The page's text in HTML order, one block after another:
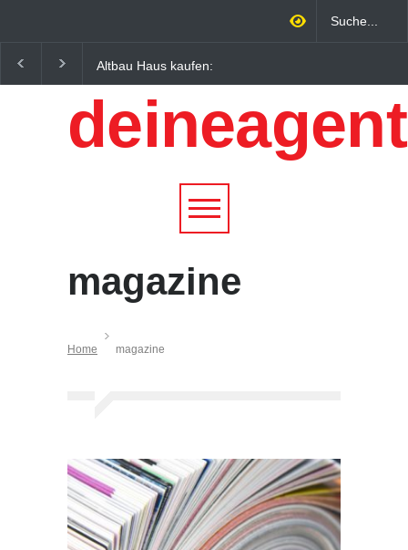
Altbau Haus kaufen:
Unterschiede zwischen
Süddeutschland und
Österreich einfach erklärt
Wirtschaftsfaktor: Wie
Qualitätstourismus
profitieren
magazine
Home magazine